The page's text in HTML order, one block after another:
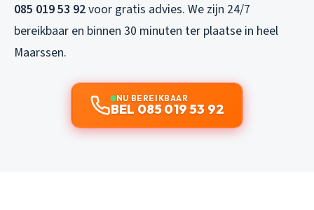
085 019 53 92voor gratis advies. We zijn 24/7
bereikbaar en binnen 30 minuten ter plaatse in heel
Maarssen.
NU BEREIKBAAR
BEL 085 019 53 92